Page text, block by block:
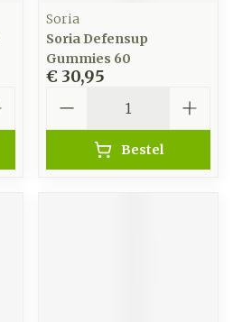
Soria
Soria Defensup
Gummies 60
€ 30,95
Bestel